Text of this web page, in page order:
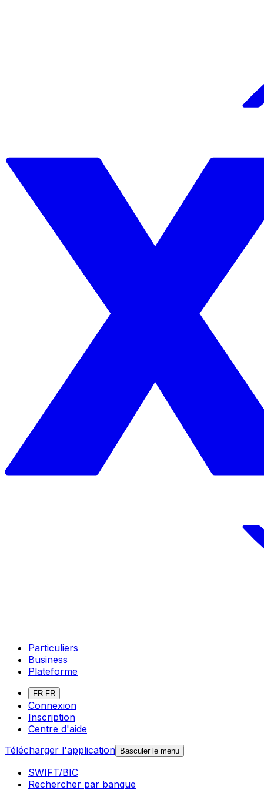
Particuliers
Business
Plateforme
FR-FR
Connexion
Inscription
Centre d'aide
Télécharger l'application Basculer le menu
SWIFT/BIC
Rechercher par banque